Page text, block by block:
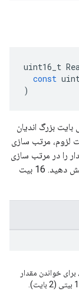
uint16_t
const
)
بالقوه بدون تراز از مقدار 16 بیتی بایت بزرگ اندیان
لزوم، مرتب سازی
را در مرتب سازی
بایت های سیستم هدف قرار دهد، و نشانگر را با افزایش دهید. 16 بیت
برای خواندن مقدار